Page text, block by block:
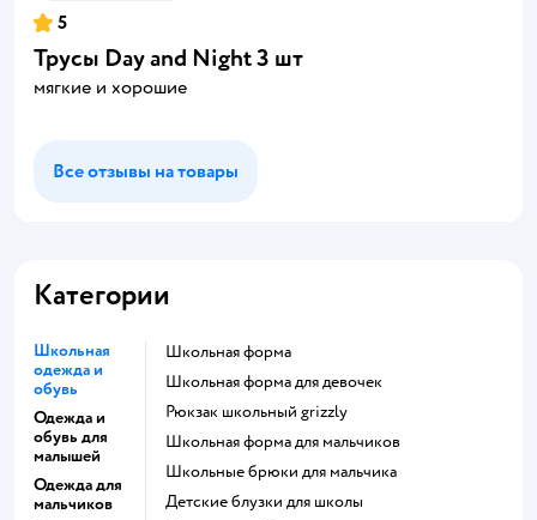
5
Трусы Day and Night 3 шт
мягкие и хорошие
Все отзывы на товары
Категории
Школьная
одежда и
обувь
Одежда и
обувь для
малышей
Одежда для
мальчиков
Школьная форма
Школьная форма для девочек
Рюкзак школьный grizzly
Школьная форма для мальчиков
Школьные брюки для мальчика
Детские блузки для школы